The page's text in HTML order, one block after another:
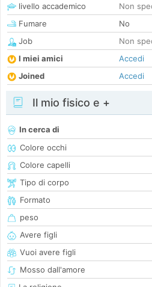
livello accademico
Non
Fumare
No
Job
Non
I miei amici
Accedi
Joined
Accedi
Il mio fisico e +
In cerca di
Colore occhi
Colore capelli
Tipo di corpo
Formato
peso
Avere figli
Vuoi avere figli
Mosso dall'amore